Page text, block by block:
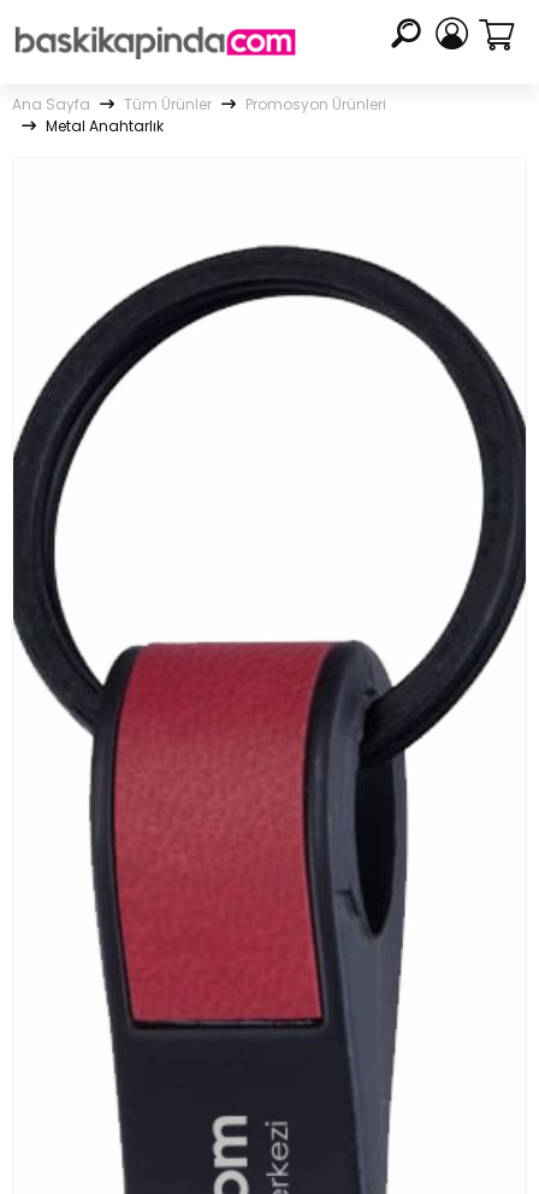
Ana Sayfa Tüm Ürünler
Promosyon Ürünleri
Metal Anahtarlık